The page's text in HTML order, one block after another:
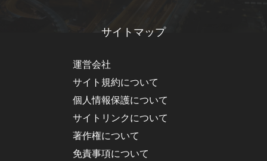
サイトマップ
運営会社
サイト規約について
個人情報保護について
サイトリンクについて
著作権について
免責事項について